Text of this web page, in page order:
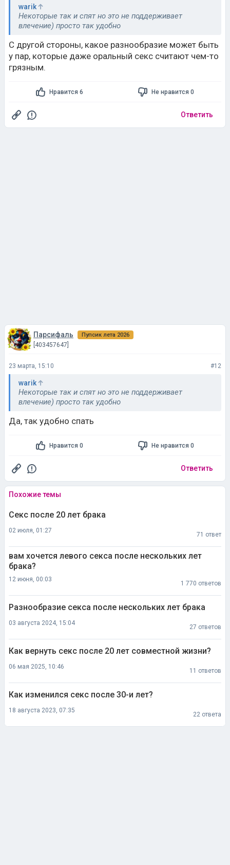
warik
Некоторые так и спят но это не поддерживает
влечение) просто так удобно
С другой стороны, какое разнообразие может быть
у пар, которые даже оральный секс считают чем-то
грязным.
Нравится 6 Не нравится 0
Ответить
Парсифаль Пупсик лета 2026
[403457647]
23 марта, 15:10 #12
warik
Некоторые так и спят но это не поддерживает
влечение) просто так удобно
Да, так удобно спать
Нравится 0 Не нравится 0
Ответить
Похожие темы
Секс после 20 лет брака
02 июля, 01:27
71 ответ
вам хочется левого секса после нескольких лет
брака?
12 июня, 00:03
1 770 ответов
Разнообразие секса после нескольких лет брака
03 августа 2024, 15:04
27 ответов
Как вернуть секс после 20 лет совместной жизни?
06 мая 2025, 10:46
11 ответов
Как изменился секс после 30-и лет?
18 августа 2023, 07:35
22 ответа